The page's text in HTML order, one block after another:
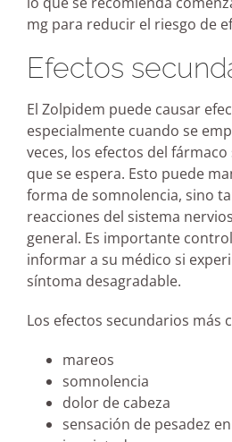
mg para reducir el riesgo de
Efectos
El Zolpidem puede causar
especialmente cuando se
veces, los efectos del
que se espera. Esto puede
forma de somnolencia, sino
reacciones del sistema
general. Es importante
informar a su médico si
síntoma desagradable.
Los efectos secundarios más
mareos
somnolencia
dolor de cabeza
sensación de pesadez